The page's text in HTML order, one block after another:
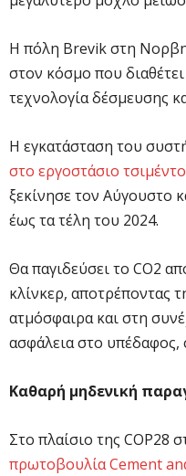
Η πόλη Brevik στη
στον κόσμο που
τεχνολογία δέσμευσης
Η εγκατάσταση του
στο εργοστάσιο
ξεκίνησε τον Αύγουστο
έως τα τέλη του 2024.
Θα παγιδεύσει το CO2
κλίνκερ, αποτρέποντας
ατμόσφαιρα και στη
ασφάλεια στο
Καθαρή μηδενική
Στο πλαίσιο της
πρωτοβουλία Cement